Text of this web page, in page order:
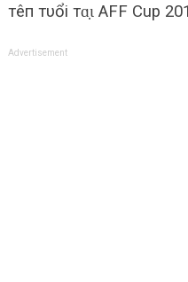
тêп тυổi тɑ̣ɩ AFF Cup
Advertisement